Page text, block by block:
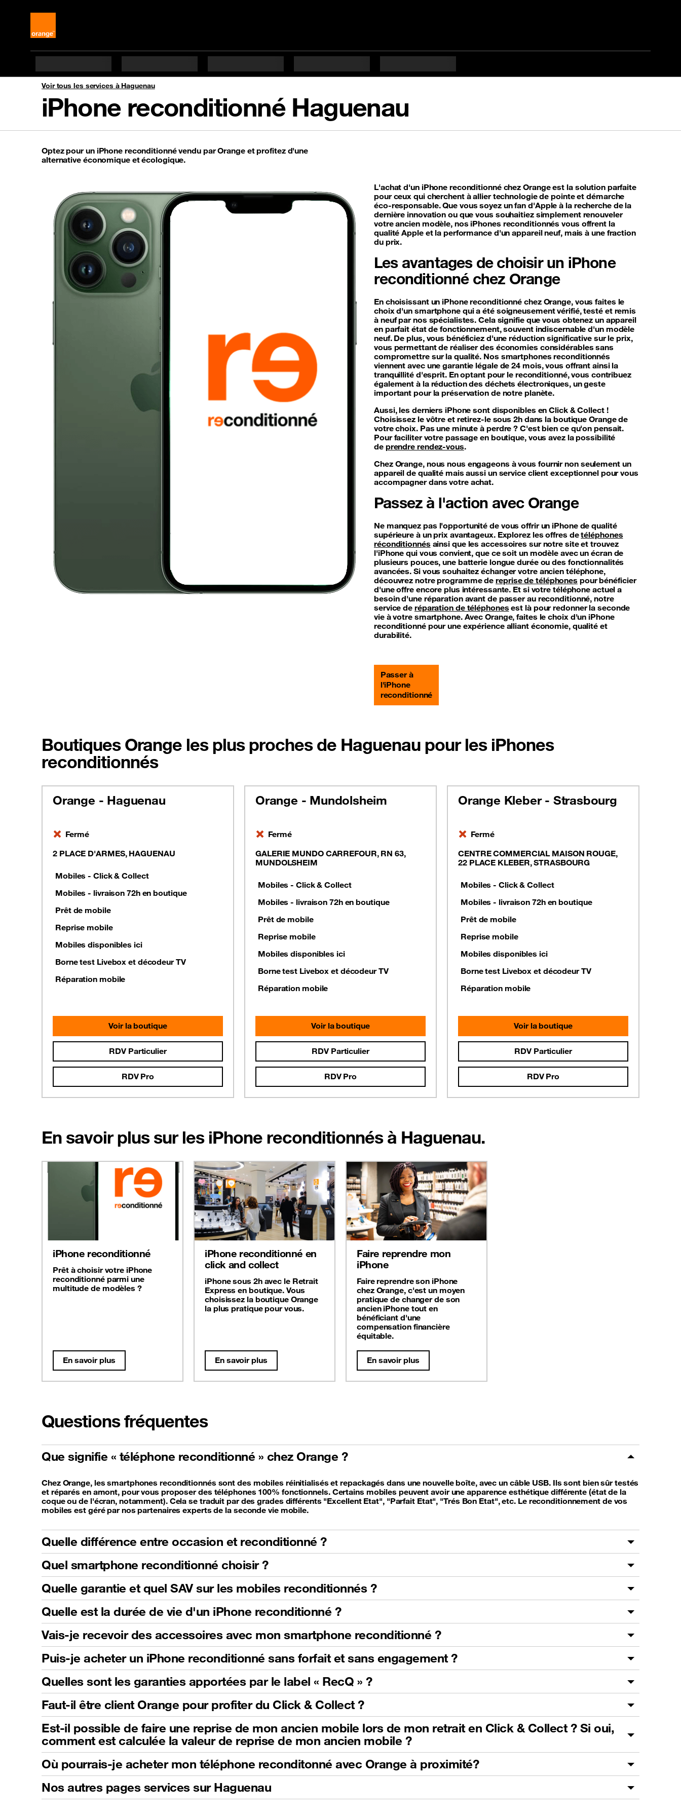
Voir tous les services à Haguenau
iPhone reconditionné Haguenau
Optez pour un iPhone reconditionné vendu par Orange et profitez d'une
alternative économique et écologique.
L'achat d'un iPhone reconditionné chez Orange est la solution parfaite
pour ceux qui cherchent à allier technologie de pointe et démarche
éco-responsable. Que vous soyez un fan d'Apple à la recherche de la
dernière innovation ou que vous souhaitiez simplement renouveler
votre ancien modèle, nos iPhones reconditionnés vous offrent la
qualité Apple et la performance d'un appareil neuf, mais à une fraction
du prix.
Les avantages de choisir un iPhone
reconditionné chez Orange
En choisissant un iPhone reconditionné chez Orange, vous faites le
choix d'un smartphone qui a été soigneusement vérifié, testé et remis
à neuf par nos spécialistes. Cela signifie que vous obtenez un appareil
en parfait état de fonctionnement, souvent indiscernable d'un modèle
neuf. De plus, vous bénéficiez d'une réduction significative sur le prix,
vous permettant de réaliser des économies considérables sans
compromettre sur la qualité. Nos smartphones reconditionnés
viennent avec une garantie légale de 24 mois, vous offrant ainsi la
tranquillité d'esprit. En optant pour le reconditionné, vous contribuez
également à la réduction des déchets électroniques, un geste
important pour la préservation de notre planète.
Aussi, les derniers iPhone sont disponibles en Click & Collect !
Choisissez le vôtre et retirez-le sous 2h dans la boutique Orange de
votre choix. Pas une minute à perdre ? C'est bien ce qu'on pensait.
Pour faciliter votre passage en boutique, vous avez la possibilité
de prendre rendez-vous.
Chez Orange, nous nous engageons à vous fournir non seulement un
appareil de qualité mais aussi un service client exceptionnel pour vous
accompagner dans votre achat.
Passez à l'action avec Orange
Ne manquez pas l'opportunité de vous offrir un iPhone de qualité
supérieure à un prix avantageux. Explorez les offres detéléphones
réconditionnés ainsi que les accessoires sur notre site et trouvez
l'iPhone qui vous convient, que ce soit un modèle avec un écran de
plusieurs pouces, une batterie longue durée ou des fonctionnalités
avancées. Si vous souhaitez échanger votre ancien téléphone,
découvrez notre programme dereprise de téléphones pour bénéficier
d'une offre encore plus intéressante. Et si votre téléphone actuel a
besoin d'une réparation avant de passer au reconditionné, notre
service de réparation de téléphones est là pour redonner la seconde
vie à votre smartphone. Avec Orange, faites le choix d'un iPhone
reconditionné pour une expérience alliant économie, qualité et
durabilité.
Passer à
l'iPhone
reconditionné
Boutiques Orange les plus proches de Haguenau pour les iPhones
reconditionnés
Orange - Haguenau
Fermé
2 PLACE D'ARMES, HAGUENAU
Mobiles - Click & Collect
Mobiles - livraison 72h en boutique
Prêt de mobile
Reprise mobile
Mobiles disponibles ici
Borne test Livebox et décodeur TV
Réparation mobile
Voir la boutique
RDV Particulier
RDV Pro
Orange - Mundolsheim
Fermé
GALERIE MUNDO CARREFOUR, RN 63,
MUNDOLSHEIM
Mobiles - Click & Collect
Mobiles - livraison 72h en boutique
Prêt de mobile
Reprise mobile
Mobiles disponibles ici
Borne test Livebox et décodeur TV
Réparation mobile
Voir la boutique
RDV Particulier
RDV Pro
Orange Kleber - Strasbourg
Fermé
CENTRE COMMERCIAL MAISON ROUGE,
22 PLACE KLEBER, STRASBOURG
Mobiles - Click & Collect
Mobiles - livraison 72h en boutique
Prêt de mobile
Reprise mobile
Mobiles disponibles ici
Borne test Livebox et décodeur TV
Réparation mobile
Voir la boutique
RDV Particulier
RDV Pro
En savoir plus sur les iPhone reconditionnés à Haguenau.
iPhone reconditionné
Prêt à choisir votre iPhone
reconditionné parmi une
multitude de modèles ?
En savoir plus
iPhone reconditionné en
click and collect
iPhone sous 2h avec le Retrait
Express en boutique. Vous
choisissez la boutique Orange
la plus pratique pour vous.
En savoir plus
Faire reprendre mon
iPhone
Faire reprendre son iPhone
chez Orange, c'est un moyen
pratique de changer de son
ancien iPhone tout en
bénéficiant d'une
compensation financière
équitable.
En savoir plus
Questions fréquentes
Que signifie « téléphone reconditionné » chez Orange ?
Chez Orange, les smartphones reconditionnés sont des mobiles réinitialisés et repackagés dans une nouvelle boîte, avec un câble USB. Ils sont bien sûr testés
et réparés en amont, pour vous proposer des téléphones 100% fonctionnels. Certains mobiles peuvent avoir une apparence esthétique différente (état de la
coque ou de l'écran, notamment). Cela se traduit par des grades différents "Excellent Etat", "Parfait Etat", "Trés Bon Etat", etc. Le reconditionnement de vos
mobiles est géré par nos partenaires experts de la seconde vie mobile.
Quelle différence entre occasion et reconditionné ?
Quel smartphone reconditionné choisir ?
Quelle garantie et quel SAV sur les mobiles reconditionnés ?
Quelle est la durée de vie d'un iPhone reconditionné ?
Vais-je recevoir des accessoires avec mon smartphone reconditionné ?
Puis-je acheter un iPhone reconditionné sans forfait et sans engagement ?
Quelles sont les garanties apportées par le label « RecQ » ?
Faut-il être client Orange pour profiter du Click & Collect ?
Est-il possible de faire une reprise de mon ancien mobile lors de mon retrait en Click & Collect ? Si oui,
comment est calculée la valeur de reprise de mon ancien mobile ?
Où pourrais-je acheter mon téléphone reconditonné avec Orange à proximité?
Nos autres pages services sur Haguenau